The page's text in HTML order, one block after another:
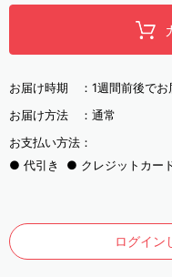
お届け時期 ： 1週間前後でお
お届け方法 ： 通常
お支払い方法：
代引き
クレジットカー
ログイン